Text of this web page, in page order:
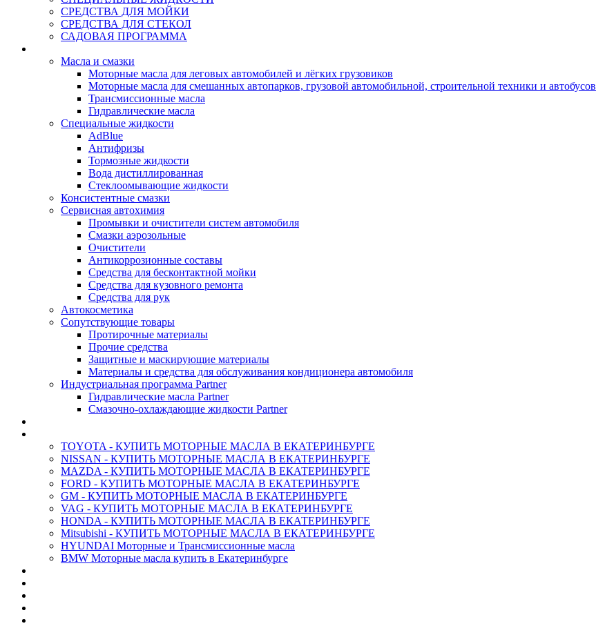
СРЕДСТВА ДЛЯ МОЙКИ
СРЕДСТВА ДЛЯ СТЕКОЛ
САДОВАЯ ПРОГРАММА
Масла и смазки
Моторные масла для леговых автомобилей и лёгких грузовиков
Моторные масла для смешанных автопарков, грузовой автомобильной, строительной техники и автобусов
Трансмиссионные масла
Гидравлические масла
Специальные жидкости
AdBlue
Антифризы
Тормозные жидкости
Вода дистиллированная
Стеклоомывающие жидкости
Консистентные смазки
Сервисная автохимия
Промывки и очистители систем автомобиля
Смазки аэрозольные
Очистители
Антикоррозионные составы
Средства для бесконтактной мойки
Средства для кузовного ремонта
Средства для рук
Автокосметика
Сопутствующие товары
Протирочные материалы
Прочие средства
Защитные и маскирующие материалы
Материалы и средства для обслуживания кондиционера автомобиля
Индустриальная программа Partner
Гидравлические масла Partner
Смазочно-охлаждающие жидкости Partner
TOYOTA - КУПИТЬ МОТОРНЫЕ МАСЛА В ЕКАТЕРИНБУРГЕ
NISSAN - КУПИТЬ МОТОРНЫЕ МАСЛА В ЕКАТЕРИНБУРГЕ
MAZDA - КУПИТЬ МОТОРНЫЕ МАСЛА В ЕКАТЕРИНБУРГЕ
FORD - КУПИТЬ МОТОРНЫЕ МАСЛА В ЕКАТЕРИНБУРГЕ
GM - КУПИТЬ МОТОРНЫЕ МАСЛА В ЕКАТЕРИНБУРГЕ
VAG - КУПИТЬ МОТОРНЫЕ МАСЛА В ЕКАТЕРИНБУРГЕ
HONDA - КУПИТЬ МОТОРНЫЕ МАСЛА В ЕКАТЕРИНБУРГЕ
Mitsubishi - КУПИТЬ МОТОРНЫЕ МАСЛА В ЕКАТЕРИНБУРГЕ
HYUNDAI Моторные и Трансмиссионные масла
BMW Моторные масла купить в Екатеринбурге